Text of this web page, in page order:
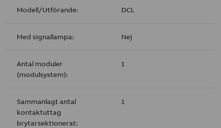
Modell/Utförande: DCL
Med signallampa: Nej
Antal moduler
(modulsystem):
1
Sammanlagt antal
kontaktuttag
brytarsektionerat:
1